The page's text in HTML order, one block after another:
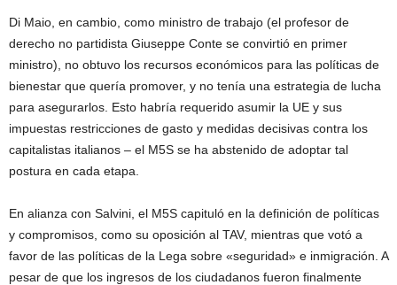
Di Maio, en cambio, como ministro de trabajo (el profesor de
derecho no partidista Giuseppe Conte se convirtió en primer
ministro), no obtuvo los recursos económicos para las políticas de
bienestar que quería promover, y no tenía una estrategia de lucha
para asegurarlos. Esto habría requerido asumir la UE y sus
impuestas restricciones de gasto y medidas decisivas contra los
capitalistas italianos – el M5S se ha abstenido de adoptar tal
postura en cada etapa.
En alianza con Salvini, el M5S capituló en la definición de políticas
y compromisos, como su oposición al TAV, mientras que votó a
favor de las políticas de la Lega sobre «seguridad» e inmigración. A
pesar de que los ingresos de los ciudadanos fueron finalmente